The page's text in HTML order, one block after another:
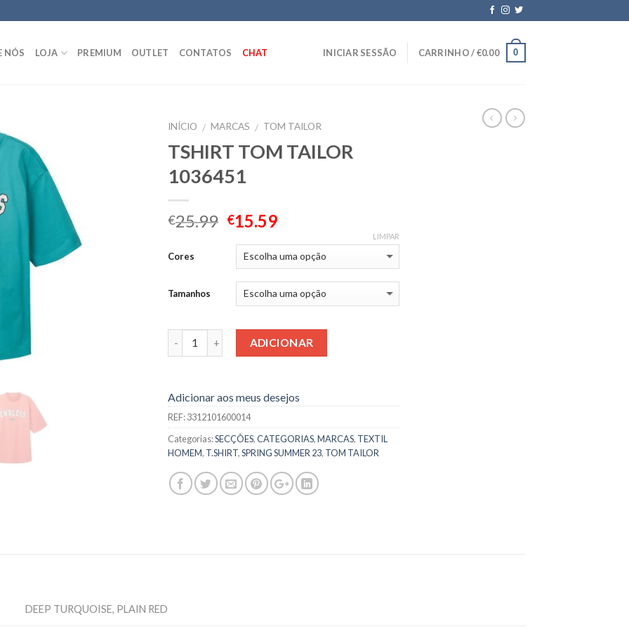
NÓS LOJA PREMIUM OUTLET CONTATOS CHAT INICIAR SESSÃO CARRINHO /€0.00 0
INÍCIO / MARCAS / TOM TAILOR
TSHIRT TOM TAILOR
1036451
€25.99 €15.59
Cores
Tamanhos
LIMPAR
Quantidade ADICIONAR
Adicionar aos meus desejos
REF:3312101600014
Categorias:SECÇÕES,CATEGORIAS,MARCAS, TEXTIL
HOMEM, T.SHIRT,SPRING SUMMER 23, TOM TAILOR
DEEP TURQUOISE, PLAIN RED